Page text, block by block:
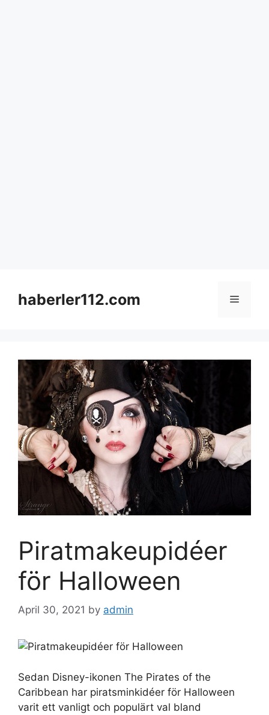
contenthaberler112.com Menu
Piratmakeupidéer
för Halloween
April 30, 2021 by admin
Sedan Disney-ikonen The Pirates of the
Caribbean har piratsminkidéer för Halloween
varit ett vanligt och populärt val bland